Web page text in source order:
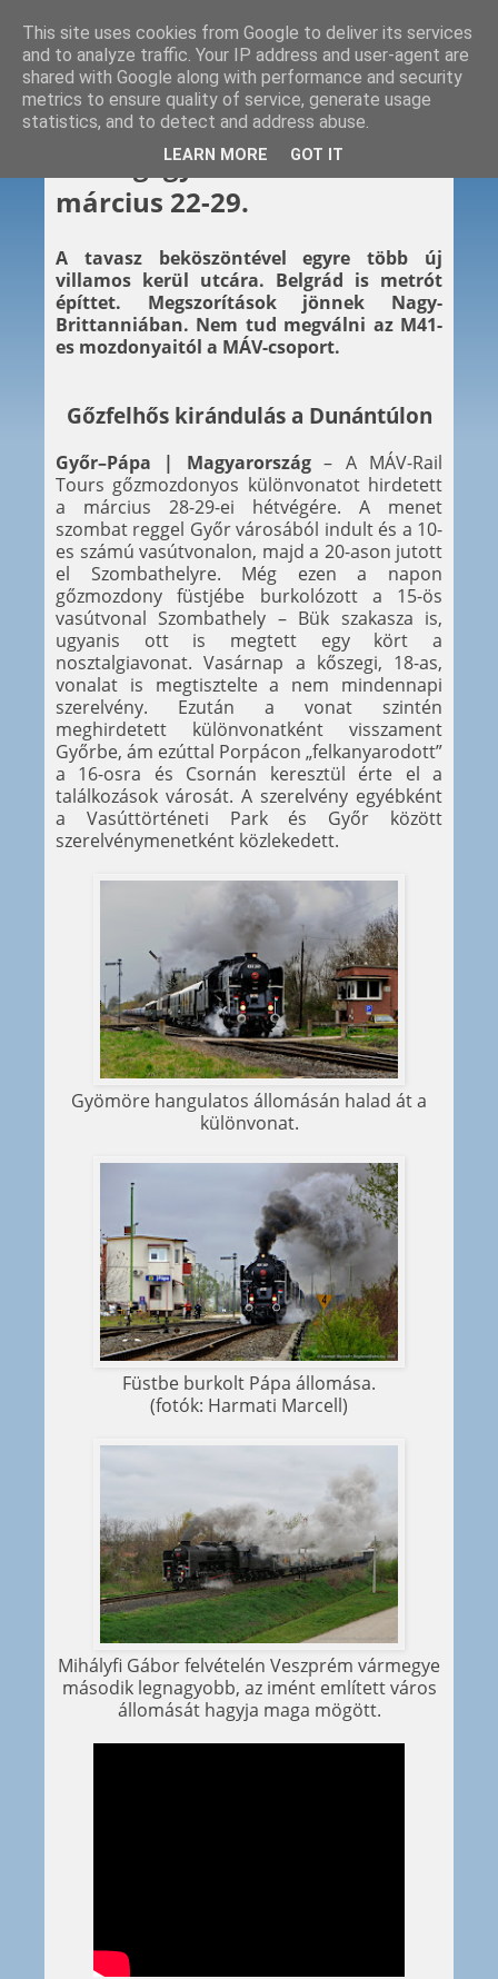
2026. 03. 29.
Hétvégi gyors – 2026.
március 22-29.
A tavasz beköszöntével egyre több új
villamos kerül utcára. Belgrád is metrót
építtet. Megszorítások jönnek Nagy-
Brittanniában. Nem tud megválni az M41-
es mozdonyaitól a MÁV-csoport.
Gőzfelhős kirándulás a Dunántúlon
Győr–Pápa | Magyarország– A MÁV-Rail
Tours gőzmozdonyos különvonatot hirdetett
a március 28-29-ei hétvégére. A menet
szombat reggel Győr városából indult és a 10-
es számú vasútvonalon, majd a 20-ason jutott
el Szombathelyre. Még ezen a napon
gőzmozdony füstjébe burkolózott a 15-ös
vasútvonal Szombathely – Bük szakasza is,
ugyanis ott is megtett egy kört a
nosztalgiavonat. Vasárnap a kőszegi, 18-as,
vonalat is megtisztelte a nem mindennapi
szerelvény. Ezután a vonat szintén
meghirdetett különvonatként visszament
Győrbe, ám ezúttal Porpácon „felkanyarodott”
a 16-osra és Csornán keresztül érte el a
találkozások városát. A szerelvény egyébként
a Vasúttörténeti Park és Győr között
szerelvénymenetként közlekedett.
Gyömöre hangulatos állomásán halad át a
különvonat.
Füstbe burkolt Pápa állomása.
(fotók: Harmati Marcell)
Mihályfi Gábor felvételén Veszprém vármegye
második legnagyobb, az imént említett város
állomását hagyja maga mögött.
This site uses cookies from Google to deliver its services
and to analyze traffic. Your IP address and user-agent are
shared with Google along with performance and security
metrics to ensure quality of service, generate usage
statistics, and to detect and address abuse.
LEARN MORE GOT IT